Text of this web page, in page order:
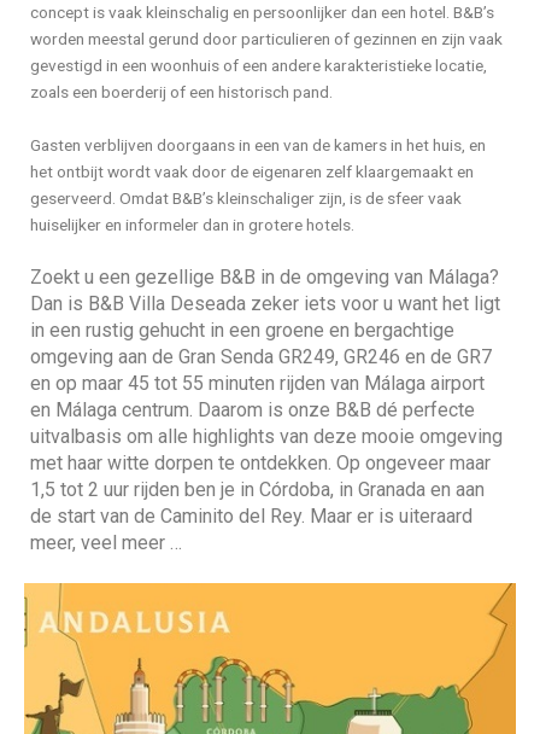
concept is vaak kleinschalig en persoonlijker dan een hotel. B&B’s
worden meestal gerund door particulieren of gezinnen en zijn vaak
gevestigd in een woonhuis of een andere karakteristieke locatie,
zoals een boerderij of een historisch pand.
Gasten verblijven doorgaans in een van de kamers in het huis, en
het ontbijt wordt vaak door de eigenaren zelf klaargemaakt en
geserveerd. Omdat B&B’s kleinschaliger zijn, is de sfeer vaak
huiselijker en informeler dan in grotere hotels.
Zoekt u een gezellige B&B in de omgeving van Málaga?
Dan is B&B Villa Deseada zeker iets voor u want het ligt
in een rustig gehucht in een groene en bergachtige
omgeving aan de Gran Senda GR249, GR246 en de GR7
en op maar 45 tot 55 minuten rijden van Málaga airport
en Málaga centrum. Daarom is onze B&B dé perfecte
uitvalbasis om alle highlights van deze mooie omgeving
met haar witte dorpen te ontdekken. Op ongeveer maar
1,5 tot 2 uur rijden ben je in Córdoba, in Granada en aan
de start van de Caminito del Rey. Maar er is uiteraard
meer, veel meer …